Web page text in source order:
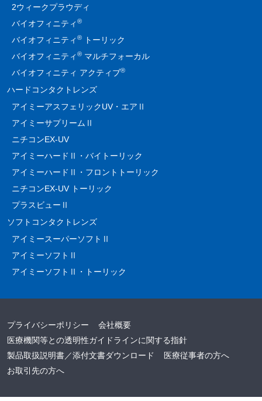
2ウィークプラウディ
バイオフィニティ ®
バイオフィニティ ®
トーリック
バイオフィニティ ® マルチフォーカル
バイオフィニティ アクティブ®
ハードコンタクトレンズ
アイミーアスフェリックUV・エアⅡ
アイミーサプリームⅡ
ニチコンEX-UV
アイミーハードⅡ・バイトーリック
アイミーハードⅡ・フロントトーリック
ニチコンEX-UV トーリック
プラスビューⅡ
ソフトコンタクトレンズ
アイミースーパーソフトⅡ
アイミーソフトⅡ
アイミーソフトⅡ・トーリック
プライバシーポリシー
会社概要
医療機関等との透明性ガイドラインに関する指針
製品取扱説明書／添付文書ダウンロード
医療従事者の方へ
お取引先の方へ